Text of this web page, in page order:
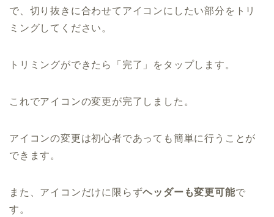
で、切り抜きに合わせてアイコンにしたい部分をトリ
ミングしてください。
トリミングができたら「完了」をタップします。
これでアイコンの変更が完了しました。
アイコンの変更は初心者であっても簡単に行うことが
できます。
また、アイコンだけに限らずヘッダーも変更可能で
す。